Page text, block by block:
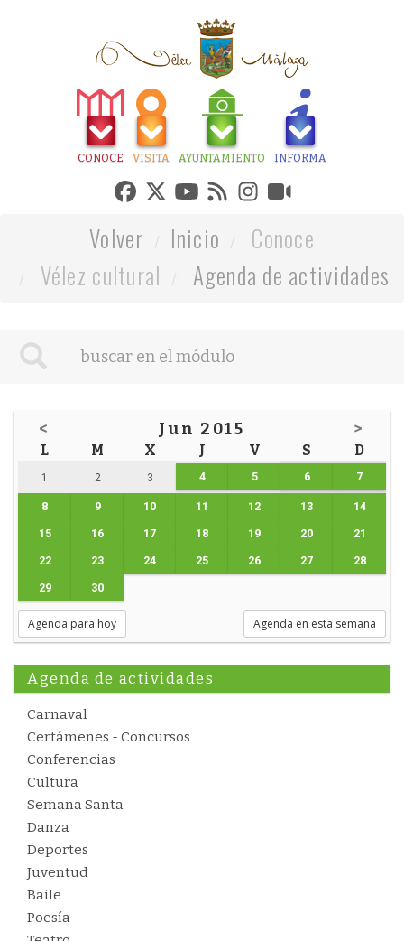
CONOCE VISITA AYUNTAMIENTO INFORMA
Volver Inicio
Conoce
Vélez cultural
Agenda de actividades
< Jun 2015 >
L M X J V S D
1 2 3 4 5 6 7
8 9 10 11 12 13 14
15 16 17 18 19 20 21
22 23 24 25 26 27 28
29 30
Agenda para hoy Agenda en esta semana
Agenda de actividades
Carnaval
Certámenes - Concursos
Conferencias
Cultura
Semana Santa
Danza
Deportes
Juventud
Baile
Poesía